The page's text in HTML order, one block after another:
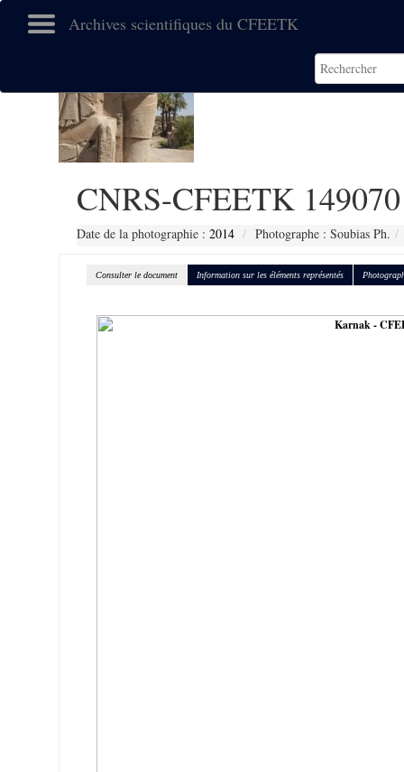
Archives scientifiques du CFEETK
CNRS-CFEETK 149070
Date de la photographie : 2014 Photographe : Soubias Ph.
Consulter le document Information sur les éléments représentés